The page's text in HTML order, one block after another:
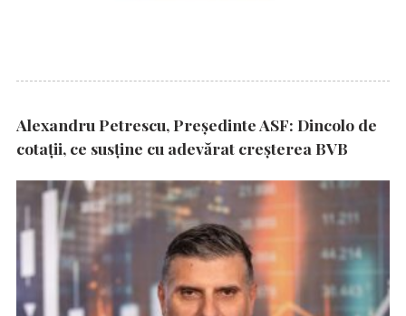
Alexandru Petrescu, Președinte ASF: Dincolo de
cotații, ce susține cu adevărat creșterea BVB